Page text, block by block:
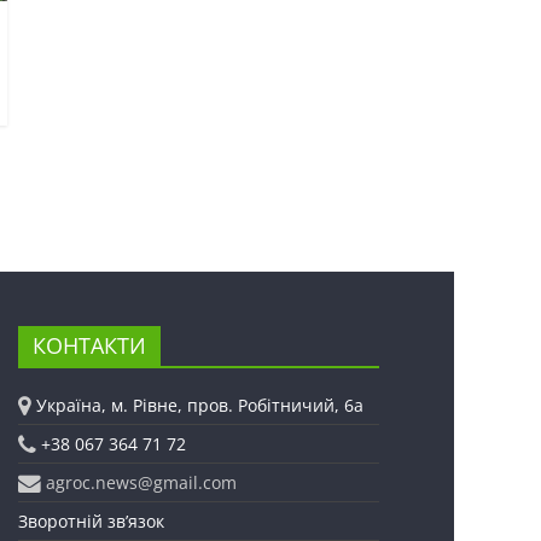
КОНТАКТИ
Україна, м. Рівне, пров. Робітничий, 6а
+38 067 364 71 72
agroc.news@gmail.com
Зворотній зв’язок